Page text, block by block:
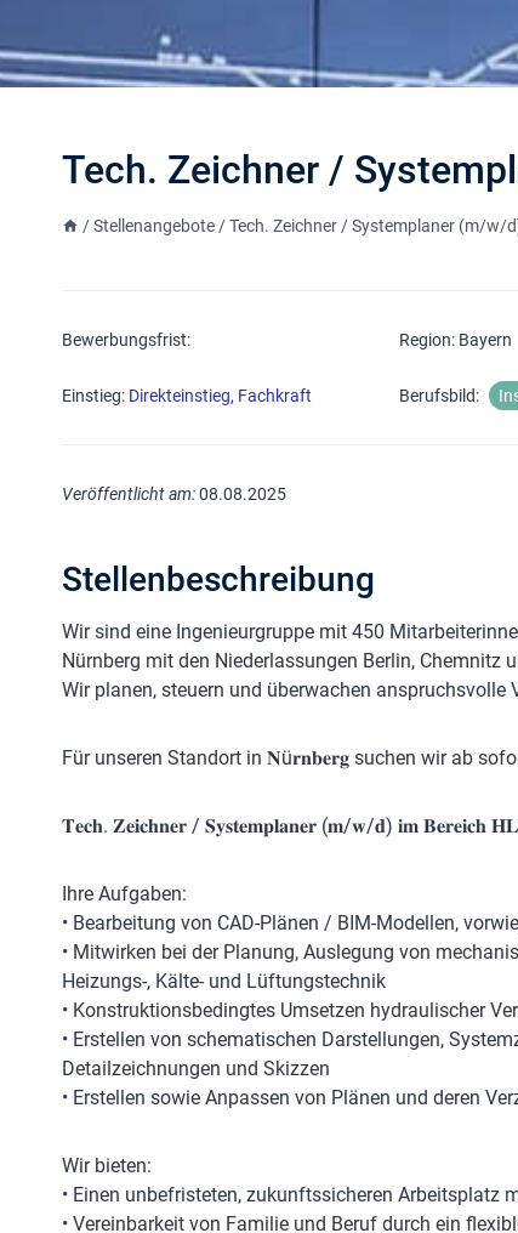
Tech. Zeichner /
/ Stellenangebote / Tech. Zeichner / Systemplaner (m/w/
Bewerbungsfrist: Region: Bayern
Einstieg: Direkteinstieg, Fachkraft Berufsbild:
Veröffentlicht am:08.08.2025
Stellenbeschreibung
Wir sind eine Ingenieurgruppe mit 450
Nürnberg mit den Niederlassungen Berlin, Chemnitz
Wir planen, steuern und überwachen anspruchsvolle
Für unseren Standort in 𝐍ü𝐫𝐧𝐛𝐞𝐫𝐠 suchen wir ab
𝐓𝐞𝐜𝐡. 𝐙𝐞𝐢𝐜𝐡𝐧𝐞𝐫 / 𝐒𝐲𝐬𝐭𝐞𝐦𝐩𝐥𝐚𝐧𝐞𝐫 (𝐦/𝐰/𝐝) 𝐢𝐦 𝐁𝐞𝐫𝐞𝐢𝐜𝐡
Ihre Aufgaben:
• Bearbeitung von CAD-Plänen / BIM-Modellen,
• Mitwirken bei der Planung, Auslegung von
Heizungs-, Kälte- und Lüftungstechnik
• Konstruktionsbedingtes Umsetzen hydraulischer
• Erstellen von schematischen Darstellungen,
Detailzeichnungen und Skizzen
• Erstellen sowie Anpassen von Plänen und deren
Wir bieten:
• Einen unbefristeten, zukunftssicheren Arbeitsplatz
• Vereinbarkeit von Familie und Beruf durch ein